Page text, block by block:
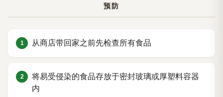
预防
从商店带回家之前先检查所有食品
将易受侵染的食品存放于密封玻璃或厚塑料容器
内